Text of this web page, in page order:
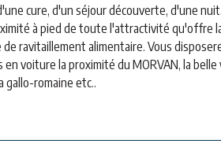
cure, d'un séjour découverte, d'une
à pied de toute l'attractivité qu'offre la
ravitaillement alimentaire. Vous
voiture la proximité du MORVAN, la belle
gallo-romaine etc..